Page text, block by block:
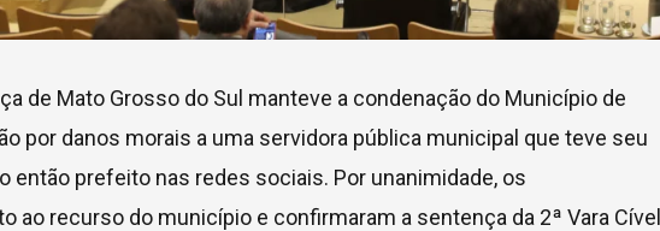
de Mato Grosso do Sul manteve a condenação do Município de
por danos morais a uma servidora pública municipal que teve seu
então prefeito nas redes sociais. Por unanimidade, os
ao recurso do município e confirmaram a sentença da 2ª Vara Cível